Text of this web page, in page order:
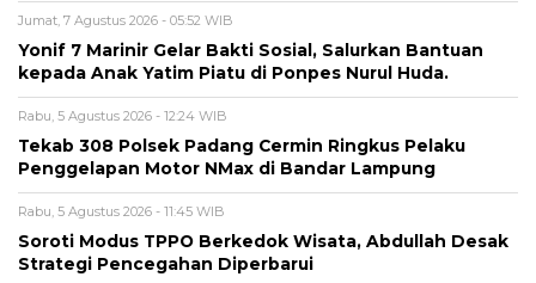
Jumat, 7 Agustus 2026 - 05:52 WIB
Yonif 7 Marinir Gelar Bakti Sosial, Salurkan Bantuan
kepada Anak Yatim Piatu di Ponpes Nurul Huda.
Rabu, 5 Agustus 2026 - 12:24 WIB
Tekab 308 Polsek Padang Cermin Ringkus Pelaku
Penggelapan Motor NMax di Bandar Lampung
Rabu, 5 Agustus 2026 - 11:45 WIB
Soroti Modus TPPO Berkedok Wisata, Abdullah Desak
Strategi Pencegahan Diperbarui